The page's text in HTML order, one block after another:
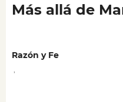
Más allá de
Razón y Fe